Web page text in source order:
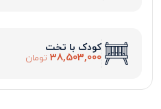
کودک با تخت
38,503,000 تومان